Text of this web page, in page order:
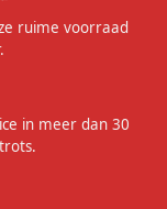
ruime voorraad
in meer dan 30